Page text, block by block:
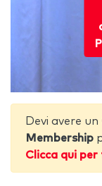
Devi avere un
Membership
Clicca qui